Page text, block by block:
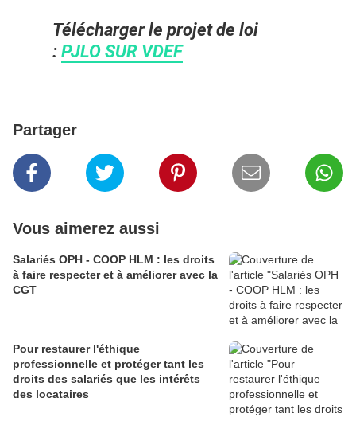
Télécharger le projet de loi
: PJLO SUR VDEF
Partager
Vous aimerez aussi
Salariés OPH - COOP HLM : les droits
à faire respecter et à améliorer avec la
CGT
Pour restaurer l'éthique
professionnelle et protéger tant les
droits des salariés que les intérêts
des locataires